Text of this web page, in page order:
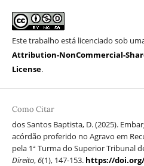
Este trabalho está licenciado sob
Attribution-NonCommercial-
License.
Como Citar
dos Santos Baptista, D. (2025).
acórdão proferido no Agravo em
pela 1ª Turma do Superior Tribunal
Direito,6(1), 147-153. https://doi.org/